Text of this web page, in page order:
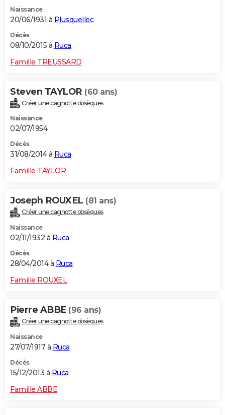
Naissance
20/06/1931 à Plusquellec
Décès
08/10/2015 à Ruca
Famille TREUSSARD
Steven TAYLOR (60 ans)
Créer une cagnotte obsèques
Naissance
02/07/1954
Décès
31/08/2014 à Ruca
Famille TAYLOR
Joseph ROUXEL (81 ans)
Créer une cagnotte obsèques
Naissance
02/11/1932 à Ruca
Décès
28/04/2014 à Ruca
Famille ROUXEL
Pierre ABBE (96 ans)
Créer une cagnotte obsèques
Naissance
27/07/1917 à Ruca
Décès
15/12/2013 à Ruca
Famille ABBE